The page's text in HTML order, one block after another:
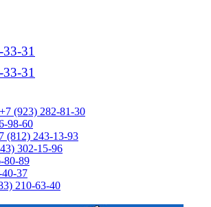
31
31
+7 (923) 282-81-30
98-60
(812) 243-13-93
302-15-96
80-89
37
210-63-40